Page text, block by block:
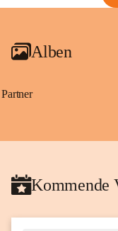
Alben
Partner
Kommende